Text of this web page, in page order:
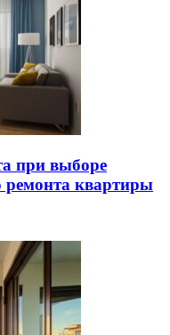
при выборе
ремонта квартиры